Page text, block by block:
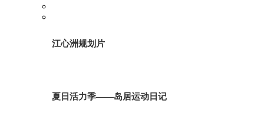
江心洲规划片
夏日活力季——岛居运动日记